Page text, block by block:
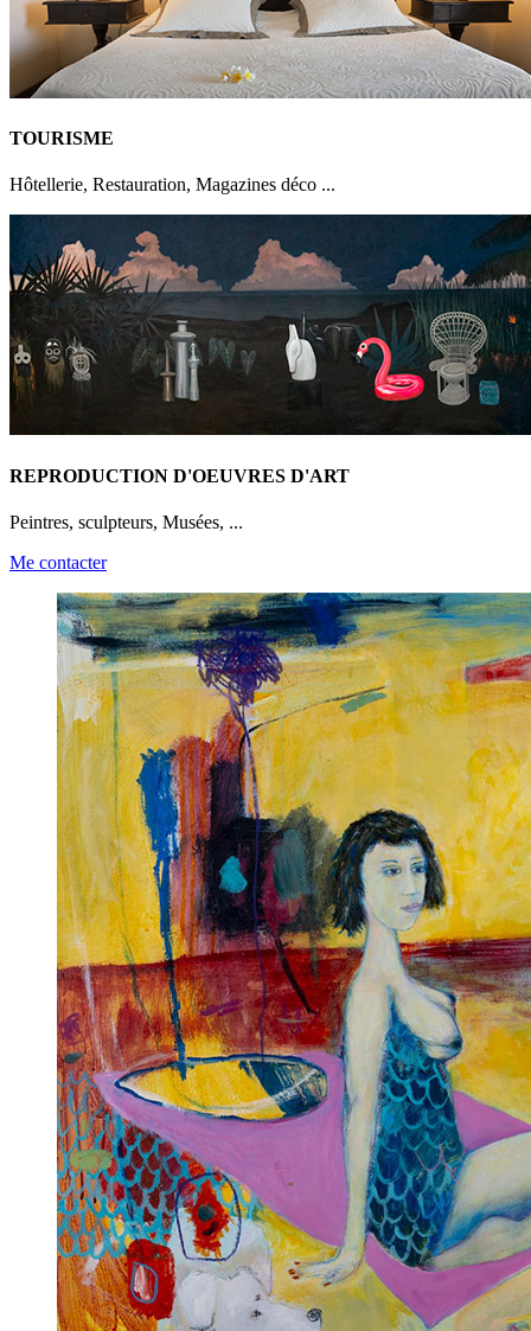
TOURISME
Hôtellerie, Restauration, Magazines déco ...
REPRODUCTION D'OEUVRES D'ART
Peintres, sculpteurs, Musées, ...
Me contacter